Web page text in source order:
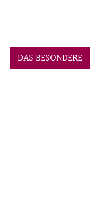
DAS BESONDERE